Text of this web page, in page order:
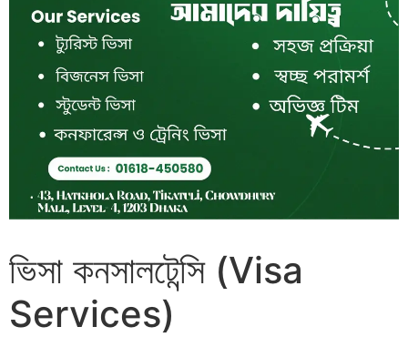
ভিসা কনসালটেন্সি (Visa
Services)